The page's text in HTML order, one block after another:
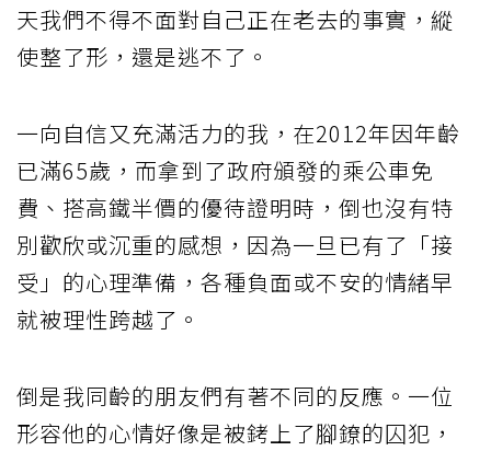
天我們不得不面對自己正在老去的事實，縱
使整了形，還是逃不了。
一向自信又充滿活力的我，在2012年因年齡
已滿65歲，而拿到了政府頒發的乘公車免
費、搭高鐵半價的優待證明時，倒也沒有特
別歡欣或沉重的感想，因為一旦已有了「接
受」的心理準備，各種負面或不安的情緒早
就被理性跨越了。
倒是我同齡的朋友們有著不同的反應。一位
形容他的心情好像是被銬上了腳鐐的囚犯，